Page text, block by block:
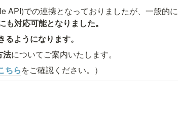
API)での連携となっておりましたが、一般的に
対応可能となりました。
ようになります。
法についてご案内いたします。
ちらをご確認ください。）